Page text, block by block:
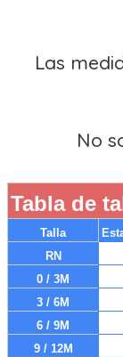
Las
No
Tabla de
Talla
RN
0 / 3M
3 / 6M
6 / 9M
9 / 12M